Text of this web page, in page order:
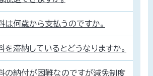
は何歳から支払うのですか。
を滞納しているとどうなりますか。
の納付が困難なのですが減免制度